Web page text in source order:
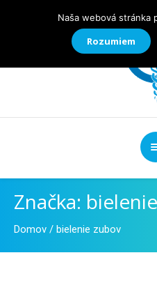
Značka:
Domov / bielenie zubov
Naša webová stránka
Rozumiem